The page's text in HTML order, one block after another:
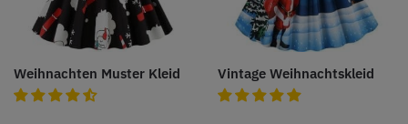
Weihnachten Muster Kleid Vintage Weihnachtskleid